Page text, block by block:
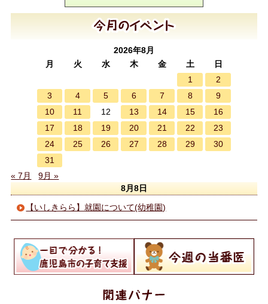
2026年8月
月
火 水 木 金 土
日
1
2
3
4 5 6 7 8
9
10
11 12 13 14 15
16
17
18 19 20 21 22
23
24
25 26 27 28 29
30
31
« 7月
9月 »
8月8日
【いしきらら】就園について(幼稚園)